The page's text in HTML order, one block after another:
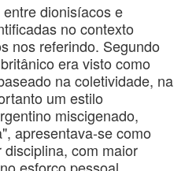
dionisíacos e
no contexto
nos referindo. Segundo
era visto como
na coletividade, na
um estilo
miscigenado,
apresentava-se como
com maior